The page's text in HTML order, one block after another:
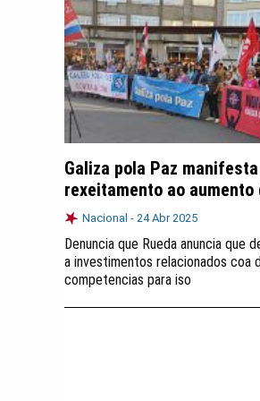
Galiza pola Paz
rexeitamento ao
Nacional - 24 Abr 2025
Denuncia que Rueda anuncia que
a investimentos relacionados coa
competencias para iso